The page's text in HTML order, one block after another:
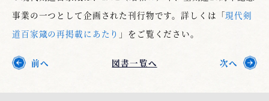
事業の一つとして企画された刊行物です。詳しくは「現代剣
道百家箴の再掲載にあたり 」をご覧ください。
前へ 図書一覧へ 次へ